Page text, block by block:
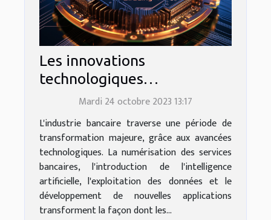
Les innovations
technologiques
révolutionnant le monde
bancaire
Mardi 24 octobre 2023 13:17
L'industrie bancaire traverse une période de
transformation majeure, grâce aux avancées
technologiques. La numérisation des services
bancaires, l'introduction de l'intelligence
artificielle, l'exploitation des données et le
développement de nouvelles applications
transforment la façon dont les...